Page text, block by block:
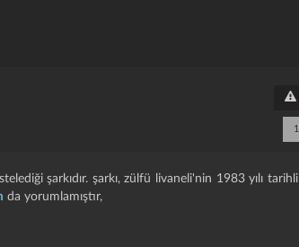
1
şarkıdır. şarkı, zülfü livaneli'nin 1983 yılı tarihli
da yorumlamıştır,